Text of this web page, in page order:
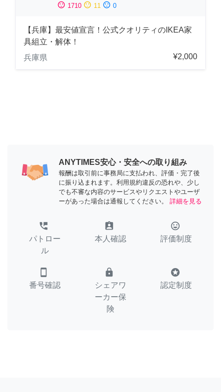
sentiment_satisfied 1710 sentiment_neutral 11 sentiment_dissatisfied 0
【兵庫】最安値宣言！公式クオリティのIKEA家
具組立・解体！
兵庫県
¥2,000
ANYTIMES安心・安全への取り組み
報酬は取引前に事務局に支払われ、評価・完了後
に振り込まれます。利用規約違反の恐れや、少し
でも不審な内容のサービスやリクエストやユーザ
ーがあった場合は通報してください。
詳細を見る
perm_phone_msg
パトロー
ル
assignment_ind
本人確認
tag_faces
評価制度
smartphone
番号確認
lock
シェアワ
ーカー保
険
stars
認定制度